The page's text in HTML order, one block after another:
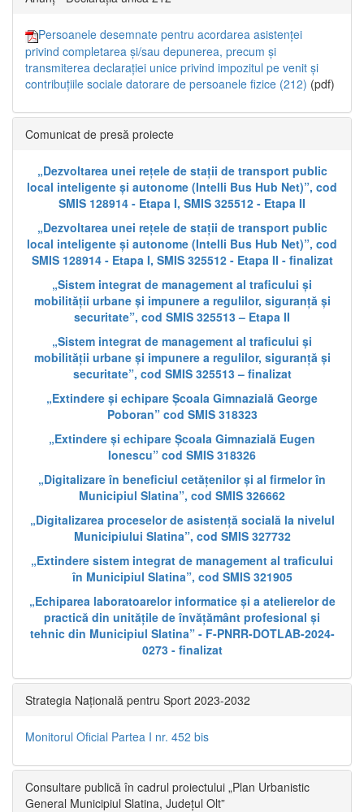
Persoanele desemnate pentru acordarea asistenței
privind completarea și/sau depunerea, precum și
transmiterea declarației unice privind impozitul pe venit și
contribuțiile sociale datorare de persoanele fizice (212) (pdf)
Comunicat de presă proiecte
„Dezvoltarea unei rețele de stații de transport public
local inteligente și autonome (Intelli Bus Hub Net)”, cod
SMIS 128914 - Etapa I, SMIS 325512 - Etapa II
„Dezvoltarea unei rețele de stații de transport public
local inteligente și autonome (Intelli Bus Hub Net)”, cod
SMIS 128914 - Etapa I, SMIS 325512 - Etapa II - finalizat
„Sistem integrat de management al traficului și
mobilității urbane și impunere a regulilor, siguranță și
securitate”, cod SMIS 325513 – Etapa II
„Sistem integrat de management al traficului și
mobilității urbane și impunere a regulilor, siguranță și
securitate”, cod SMIS 325513 – finalizat
„Extindere și echipare Școala Gimnazială George
Poboran” cod SMIS 318323
„Extindere și echipare Școala Gimnazială Eugen
Ionescu” cod SMIS 318326
„Digitalizare în beneficiul cetățenilor și al firmelor în
Municipiul Slatina”, cod SMIS 326662
„Digitalizarea proceselor de asistență socială la nivelul
Municipiului Slatina”, cod SMIS 327732
„Extindere sistem integrat de management al traficului
în Municipiul Slatina”, cod SMIS 321905
„Echiparea laboratoarelor informatice și a atelierelor de
practică din unitățile de învățământ profesional și
tehnic din Municipiul Slatina” - F-PNRR-DOTLAB-2024-
0273 - finalizat
Strategia Națională pentru Sport 2023-2032
Monitorul Oficial Partea I nr. 452 bis
Consultare publică în cadrul proiectului „Plan Urbanistic
General Municipiul Slatina, Județul Olt”